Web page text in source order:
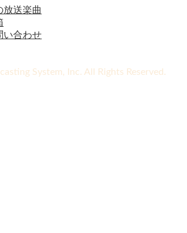
放送楽曲
い合わせ
System, Inc. All Rights Reserved.